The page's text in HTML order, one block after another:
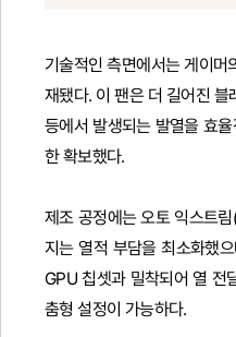
기술적인 측면에서는 게이
재됐다. 이 팬은 더 길어진
등에서 발생되는 발열을 효
한 확보했다.
제조 공정에는 오토 익스트
지는 열적 부담을 최소화했
GPU 칩셋과 밀착되어 열 전
춤형 설정이 가능하다.